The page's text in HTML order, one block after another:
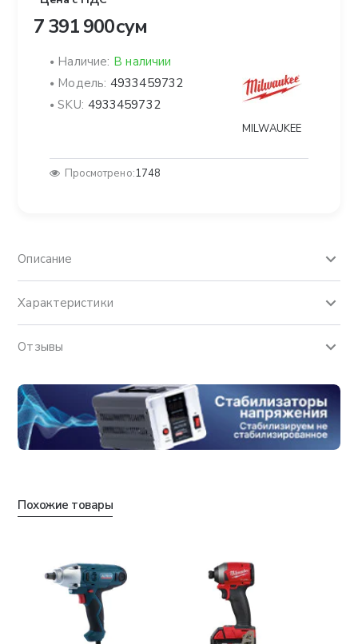
7 391 900 сум
Наличие: В наличии
Модель: 4933459732
SKU: 4933459732
MILWAUKEE
Просмотрено:1748
Описание
Характеристики
Отзывы
Похожие товары